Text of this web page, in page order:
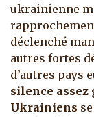
ukrainienne
déclenché
autres fortes
d’autres pays
silence assez
Ukrainiens